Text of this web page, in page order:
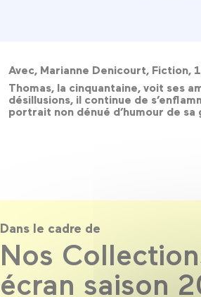
Avec, Marianne Denicourt, Fiction,
Thomas, la cinquantaine, voit ses
désillusions, il continue de
portrait non dénué d’humour de
Dans le cadre de
Nos
écran saison